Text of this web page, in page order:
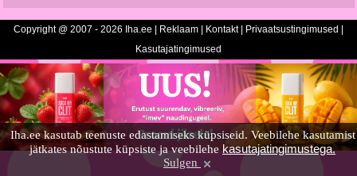
Iha.ee kasutab teenuste edastamiseks küpsiseid. Veebilehe kasutamist
jätkates nõustute küpsiste ja veebilehekasutajatingimustega.
Sulgen
Copyright @ 2007 - 2026 Iha.ee | Reklaam Kontakt| Privaatsustingimused
Kasutajatingimused